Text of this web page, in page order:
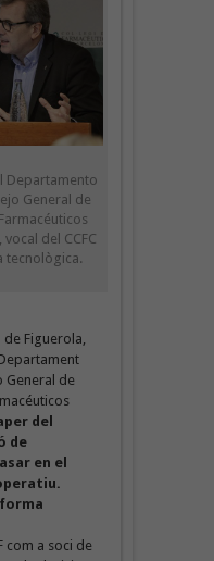
Departamento
General de
vocal del CCFC
tecnològica.
Figuerola,
General de
del
de
en el
com a soci de